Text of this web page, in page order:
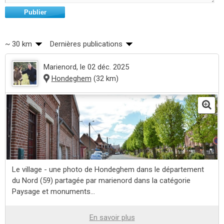
Publier
~ 30 km Dernières publications
Marienord, le 02 déc. 2025
Hondeghem (32 km)
Le village - une photo de Hondeghem dans le département
du Nord (59) partagée par marienord dans la catégorie
Paysage et monuments...
En savoir plus